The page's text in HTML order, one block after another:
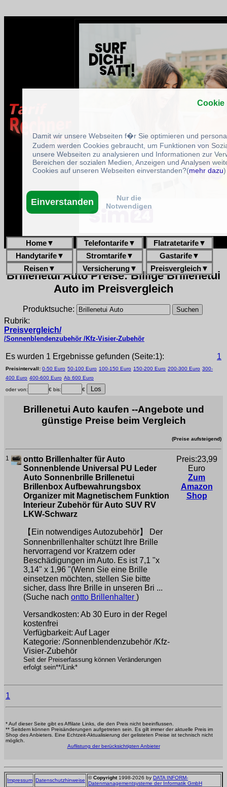
Home▼ Telefontarife▼ Flatratetarife▼
Handytarife▼ Stromtarife▼ Gastarife▼
Reisen▼ Versicherung▼ Preisvergleich▼
Brillenetui Auto Preise: Billige Brillenetui
Auto im Preisvergleich
Produktsuche:
Rubrik:
Preisvergleich/
/Sonnenblendenzubehör /Kfz-Visier-Zubehör
Es wurden 1 Ergebnisse gefunden (Seite:1): 1
Preisintervall: 0-50 Euro 50-100 Euro 100-150 Euro 150-200 Euro 200-300 Euro 300-
400 Euro 400-600 Euro Ab 600 Euro
oder von: € bis: €
Brillenetui Auto kaufen --Angebote und
günstige Preise beim Vergleich
(Preise aufsteigend)
1
ontto Brillenhalter für Auto
Sonnenblende Universal PU Leder
Auto Sonnenbrille Brillenetui
Brillenbox Aufbewahrungsbox
Organizer mit Magnetischem Funktion
Interieur Zubehör für Auto SUV RV
LKW-Schwarz
【Ein notwendiges Autozubehör】 Der
Sonnenbrillenhalter schützt Ihre Brille
hervorragend vor Kratzern oder
Beschädigungen im Auto. Es ist 7,1 "x
3,14" x 1,96 "(Wenn Sie eine Brille
einsetzen möchten, stellen Sie bitte
sicher, dass Ihre Brille in unseren Bri ...
(Suche nach ontto Brillenhalter )
Versandkosten: Ab 30 Euro in der Regel
kostenfrei
Verfügbarkeit: Auf Lager
Kategorie: /Sonnenblendenzubehör /Kfz-
Visier-Zubehör
Seit der Preiserfassung können Veränderungen
erfolgt sein**/Link*
Preis:23,99
Euro
Zum
Amazon
Shop
1
* Auf dieser Seite gibt es Affilate Links, die den Preis nicht beeinflussen.
** Seitdem können Preisänderungen aufgetreten sein. Es gilt immer der aktuelle Preis im
Shop des Anbieters. Eine Echtzeit-Aktualisierung der gelisteten Preise ist technisch nicht
möglich.
Auflistung der berücksichtigten Anbieter
Impressum Datenschutzhinweise ©Copyright1998-2026 by DATA INFORM-
Datenmanagementsysteme der Informatik GmbH
Cookie
Damit wir unsere Webseiten f�r Sie optimieren und
Zudem werden Cookies gebraucht, um Funktionen von
unsere Webseiten zu analysieren und Informationen zur
Bereichen der sozialen Medien, Anzeigen und Analysen
Cookies auf unseren Webseiten einverstanden?(mehr dazu)
Einverstanden
Nur die
Notwendigen